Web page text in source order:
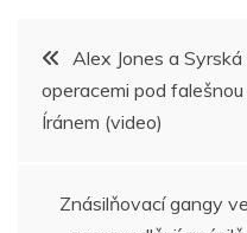
o
o
p
p
g
er
Navigace
pro
Alex Jones a
operacemi pod
Íránem (video)
Znásilňovací gangy